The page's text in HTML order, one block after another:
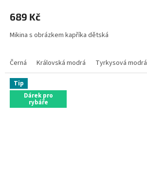
689 Kč
Mikina s obrázkem kapříka dětská
Černá Královská modrá Tyrkysová modrá
Tip
Dárek pro
rybáře